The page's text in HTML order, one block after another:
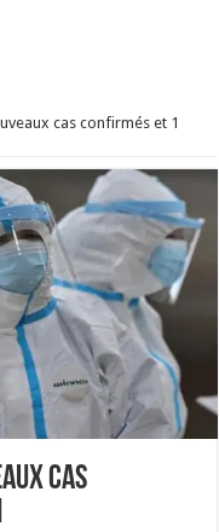
cas confirmés et 1
cas